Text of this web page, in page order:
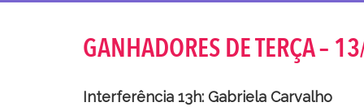
GANHADORES DE TERÇA –
Interferência 13h: Gabriela Carvalho